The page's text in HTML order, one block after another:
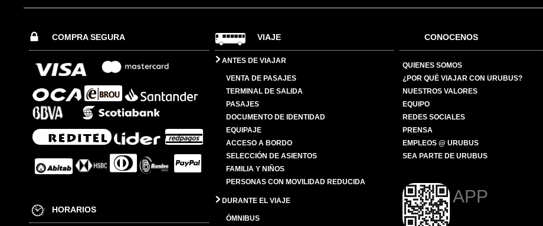
COMPRA SEGURA
HORARIOS
VIAJE
ANTES DE VIAJAR
VENTA DE PASAJES
TERMINAL DE SALIDA
PASAJES
DOCUMENTO DE IDENTIDAD
EQUIPAJE
ACCESO A BORDO
SELECCIÓN DE ASIENTOS
FAMILIA Y NIÑOS
PERSONAS CON MOVILIDAD REDUCIDA
DURANTE EL VIAJE
ÓMNIBUS
CONOCENOS
QUIENES SOMOS
¿POR QUÉ VIAJAR CON URUBUS?
NUESTROS VALORES
EQUIPO
REDES SOCIALES
PRENSA
EMPLEOS @ URUBUS
SEA PARTE DE URUBUS
APP